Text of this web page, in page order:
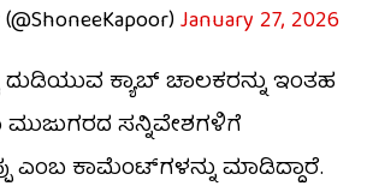
January 27, 2026
ದುಡಿಯುವ ಕ್ಯಾಬ್ ಚಾಲಕರನ್ನು ಇಂತಹ
ಮುಜುಗರದ ಸನ್ನಿವೇಶಗಳಿಗೆ
ಎಂಬ ಕಾಮೆಂಟ್‌ಗಳನ್ನು ಮಾಡಿದ್ದಾರೆ.